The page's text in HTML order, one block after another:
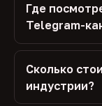
Где
Telegram-
Сколько
индустрии?